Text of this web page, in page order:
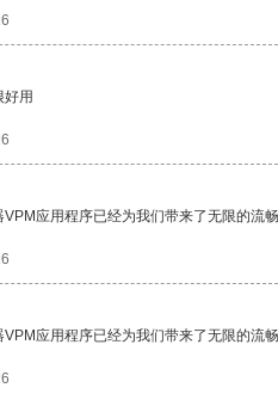
好用
应用程序已经为我们带来了无限的流
应用程序已经为我们带来了无限的流